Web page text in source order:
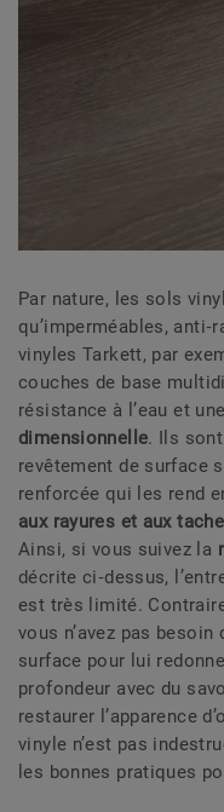
Par nature, les sols
qu’imperméables,
vinyles Tarkett, par
couches de base
résistance à l’eau et une
dimensionnelle. Ils
revêtement de surface
renforcée qui les rend
aux rayures et aux
Ainsi, si vous suivez la
décrite ci‑dessus,
est très limité.
vous n’avez pas
surface pour lui
profondeur avec du
restaurer l’apparence
vinyle n’est pas
les bonnes pratiques